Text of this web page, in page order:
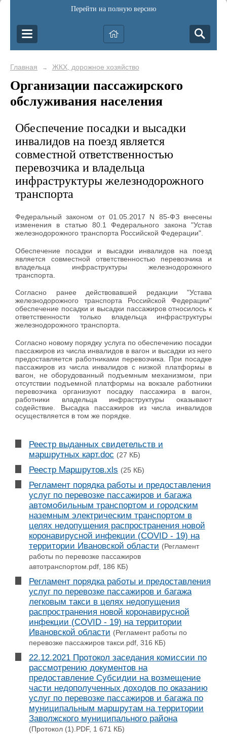
Перейти на полную версию
Главная → ЖКХ, дорожное хозяйство
Организации пассажирского
обслуживания населения
Обеспечение посадки и высадки
инвалидов на поезд является
совместной ответственностью
перевозчика и владельца
инфраструктуры железнодорожного
транспорта
Федеральный законом от 01.05.2017 N 85-ФЗ внесены
изменения в статью 80.1 Федерального закона "Устав
железнодорожного транспорта Российской Федерации".
Обеспечение посадки и высадки инвалидов на поезд
является совместной ответственностью перевозчика и
владельца инфраструктуры железнодорожного
транспорта.
Согласно ранее действовавшей редакции "Устава
железнодорожного транспорта Российской Федерации"
обеспечение посадки и высадки пассажиров относилось к
ответственности только владельца инфраструктуры
железнодорожного транспорта.
Согласно новому порядку услуга по обеспечению посадки
пассажиров из числа инвалидов в вагон и высадки из него
предоставляется работниками перевозчика. При посадке
пассажиров из числа инвалидов с низкой платформы в
вагон, не оборудованный подъемным механизмом, при
отсутствии подъемной платформы на вокзале работники
перевозчика организуют посадку пассажира в вагон,
работники владельца инфраструктуры оказывают
содействие. Высадка пассажиров из числа инвалидов
осуществляется в том же порядке.
Реестр выданных свидетельств и
маршрутных карт.doc (27 КБ)
Реестр Маршрутов.xls (25 КБ)
Регламент порядка работы и предоставления
услуг по перевозке пассажиров и багажа
автомобильным транспортом и городским
наземным электрическим транспортом в
целях недопущения распространения новой
коронавирусной инфекции (COVID - 19) на
территории Ивановской области (Регламент
работы по перевозке пассажиров
автотранспортом.pdf, 186 КБ)
Регламент порядка работы и предоставления
услуг по перевозке пассажиров и багажа
легковым такси в целях недопущения
распространения новой коронавирусной
инфекции (COVID - 19) на территории
Ивановской области (Регламент работы по
перевозке пассажиров такси.pdf, 316 КБ)
22.12.2021 Протокол заседания комиссии по
рассмотрению документов на
предоставление Субсидии на возмещение
части недополученных доходов по оказанию
услуг по перевозке пассажиров и багажа по
муниципальным маршрутам на территории
Заволжского муниципального района
(Протокол (1).PDF, 1 671 КБ)